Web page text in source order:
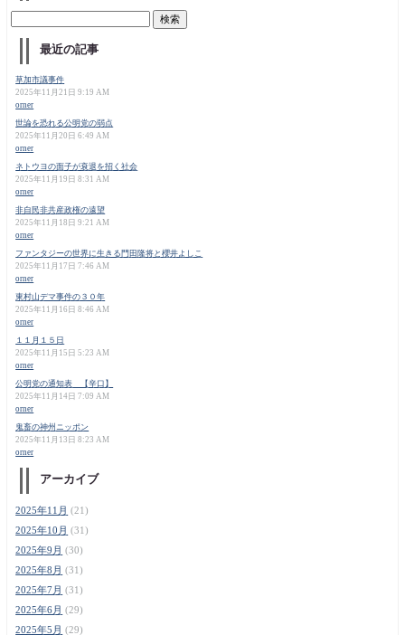
最近の記事
草加市議事件
2025年11月21日 9:19 AM
orner
世論を恐れる公明党の弱点
2025年11月20日 6:49 AM
orner
ネトウヨの面子が衰退を招く社会
2025年11月19日 8:31 AM
orner
非自民非共産政権の遠望
2025年11月18日 9:21 AM
orner
ファンタジーの世界に生きる門田隆将と櫻井よしこ
2025年11月17日 7:46 AM
orner
東村山デマ事件の３０年
2025年11月16日 8:46 AM
orner
１１月１５日
2025年11月15日 5:23 AM
orner
公明党の通知表 【辛口】
2025年11月14日 7:09 AM
orner
鬼畜の神州ニッポン
2025年11月13日 8:23 AM
orner
アーカイブ
2025年11月 (21)
2025年10月 (31)
2025年9月 (30)
2025年8月 (31)
2025年7月 (31)
2025年6月 (29)
2025年5月 (29)